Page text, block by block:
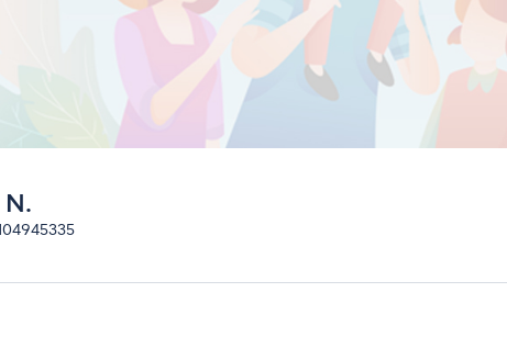
Ν.